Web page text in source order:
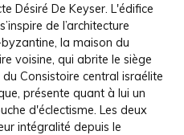
Désiré De Keyser. L'édifice
de l’architecture
la maison du
voisine, qui abrite le siège
Consistoire central israélite
présente quant à lui un
d'éclectisme. Les deux
intégralité depuis le